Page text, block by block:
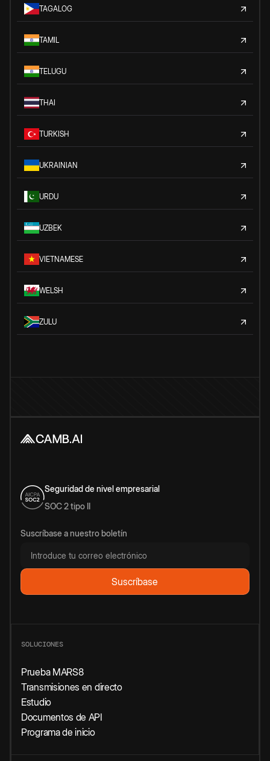
TAGALOG
TAMIL
TELUGU
THAI
TURKISH
UKRAINIAN
URDU
UZBEK
VIETNAMESE
WELSH
ZULU
Seguridad de nivel empresarial
SOC 2 tipo II
Suscríbase a nuestro boletín
SOLUCIONES
Prueba MARS8
Transmisiones en directo
Estudio
Documentos de API
Programa de inicio